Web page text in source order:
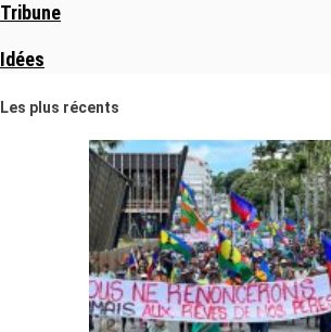
Tribune
Idées
Les plus récents